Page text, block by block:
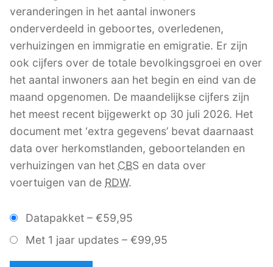
veranderingen in het aantal inwoners
onderverdeeld in geboortes, overledenen,
verhuizingen en immigratie en emigratie. Er zijn
ook cijfers over de totale bevolkingsgroei en over
het aantal inwoners aan het begin en eind van de
maand opgenomen. De maandelijkse cijfers zijn
het meest recent bijgewerkt op 30 juli 2026. Het
document met ‘extra gegevens’ bevat daarnaast
data over herkomstlanden, geboortelanden en
verhuizingen van het CBS en data over
voertuigen van de RDW.
Datapakket – €59,95
Met 1 jaar updates – €99,95